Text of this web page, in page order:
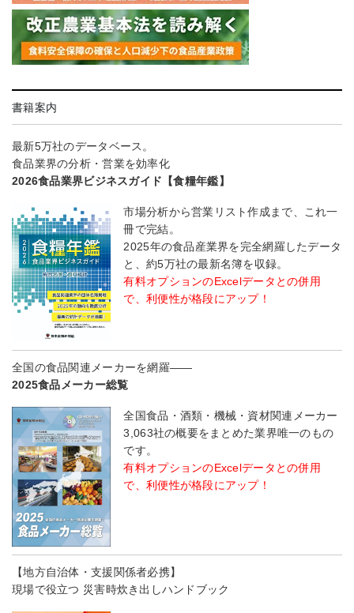
書籍案内
最新5万社のデータベース。
食品業界の分析・営業を効率化
2026食品業界ビジネスガイド【食糧年鑑】
市場分析から営業リスト作成まで、これ一
冊で完結。
2025年の食品産業界を完全網羅したデータ
と、約5万社の最新名簿を収録。
有料オプションのExcelデータとの併用
で、利便性が格段にアップ！
全国の食品関連メーカーを網羅――
2025食品メーカー総覧
全国食品・酒類・機械・資材関連メーカー
3,063社の概要をまとめた業界唯一のもの
です。
有料オプションのExcelデータとの併用
で、利便性が格段にアップ！
【地方自治体・支援関係者必携】
現場で役立つ 災害時炊き出しハンドブック